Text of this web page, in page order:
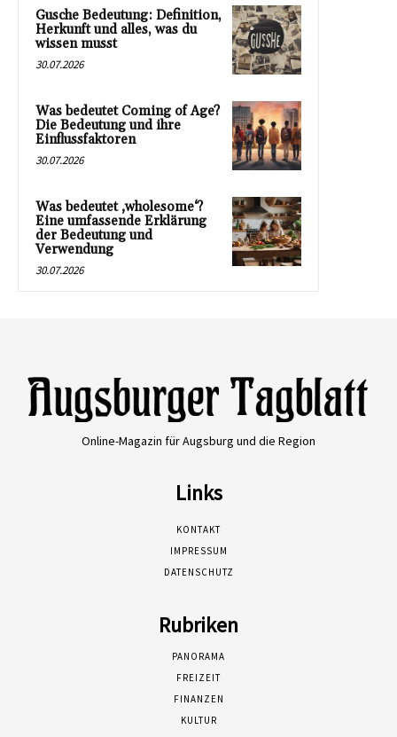
Gusche Bedeutung: Definition,
Herkunft und alles, was du
wissen musst
30.07.2026
Was bedeutet Coming of Age?
Die Bedeutung und ihre
Einflussfaktoren
30.07.2026
Was bedeutet ‚wholesome‘?
Eine umfassende Erklärung
der Bedeutung und
Verwendung
30.07.2026
Online-Magazin für Augsburg und die Region
Links
KONTAKT
IMPRESSUM
DATENSCHUTZ
Rubriken
PANORAMA
FREIZEIT
FINANZEN
KULTUR